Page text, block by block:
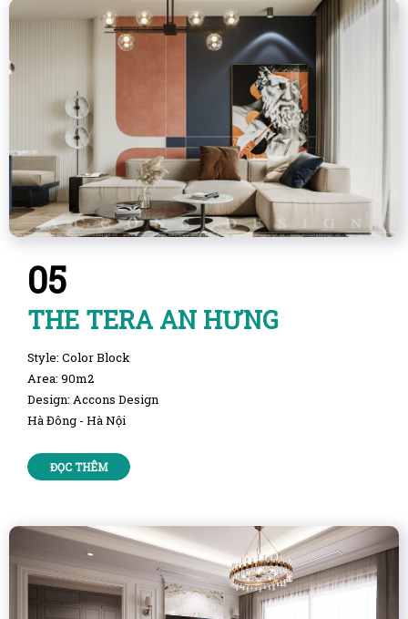
05
THE TERA AN HƯNG
Style: Color Block
Area: 90m2
Design: Accons Design
Hà Đông - Hà Nội
ĐỌC THÊM